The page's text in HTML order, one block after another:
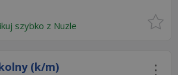
szybko z Nuzle
(k/m)